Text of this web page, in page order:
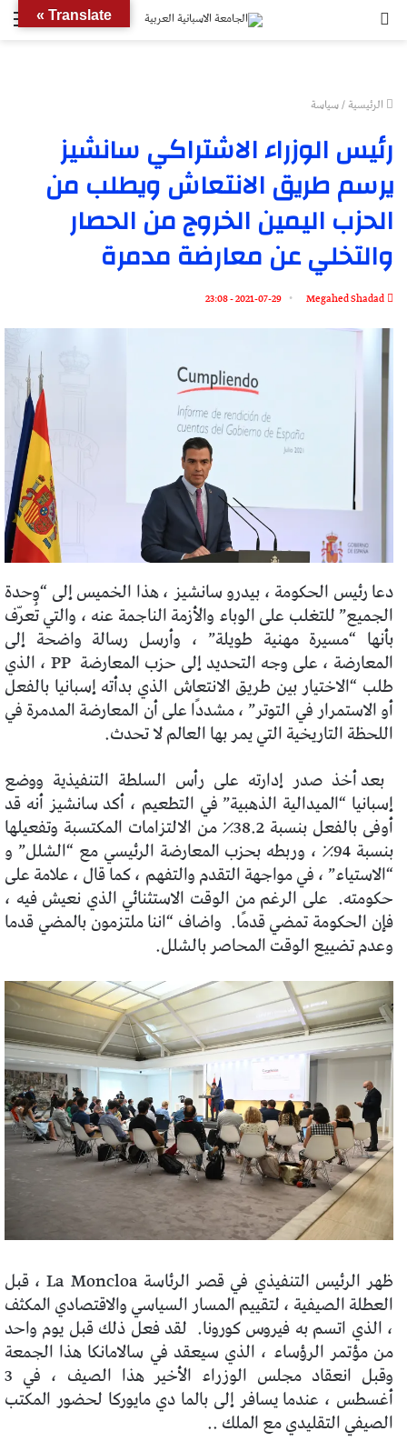
الرئيسية/سياسة
رئيس الوزراء الاشتراكي سانشيز
يرسم طريق الانتعاش ويطلب من
الحزب اليمين الخروج من الحصار
والتخلي عن معارضة مدمرة
Megahed Shadad
2021-07-29 - 23:08
دعا رئيس الحكومة ، بيدرو سانشيز ، هذا الخميس إلى “وحدة
الجميع” للتغلب على الوباء والأزمة الناجمة عنه ، والتي تُعرّف
بأنها “مسيرة مهنية طويلة” ، وأرسل رسالة واضحة إلى
المعارضة ، على وجه التحديد إلى حزب المعارضة PP ، الذي
طلب “الاختيار بين طريق الانتعاش الذي بدأته إسبانيا بالفعل
أو الاستمرار في التوتر” ، مشددًا على أن المعارضة المدمرة في
اللحظة التاريخية التي يمر بها العالم لا تحدث.
بعد أخذ صدر إدارته على رأس السلطة التنفيذية ووضع
إسبانيا “الميدالية الذهبية” في التطعيم ، أكد سانشيز أنه قد
أوفى بالفعل بنسبة 38.2٪ من الالتزامات المكتسبة وتفعيلها
بنسبة 94٪ ، وربطه بحزب المعارضة الرئيسي مع “الشلل” و
“الاستياء” ، في مواجهة التقدم والتفهم ، كما قال ، علامة على
حكومته. على الرغم من الوقت الاستثنائي الذي نعيش فيه ،
فإن الحكومة تمضي قدمًا. واضاف “اننا ملتزمون بالمضي قدما
وعدم تضييع الوقت المحاصر بالشلل.
ظهر الرئيس التنفيذي في قصر الرئاسة La Moncloa ، قبل
العطلة الصيفية ، لتقييم المسار السياسي والاقتصادي المكثف
، الذي اتسم به فيروس كورونا. لقد فعل ذلك قبل يوم واحد
من مؤتمر الرؤساء ، الذي سيعقد في سالامانكا هذا الجمعة
وقبل انعقاد مجلس الوزراء الأخير هذا الصيف ، في 3
أغسطس ، عندما يسافر إلى بالما دي مايوركا لحضور المكتب
الصيفي التقليدي مع الملك ..
Translate »